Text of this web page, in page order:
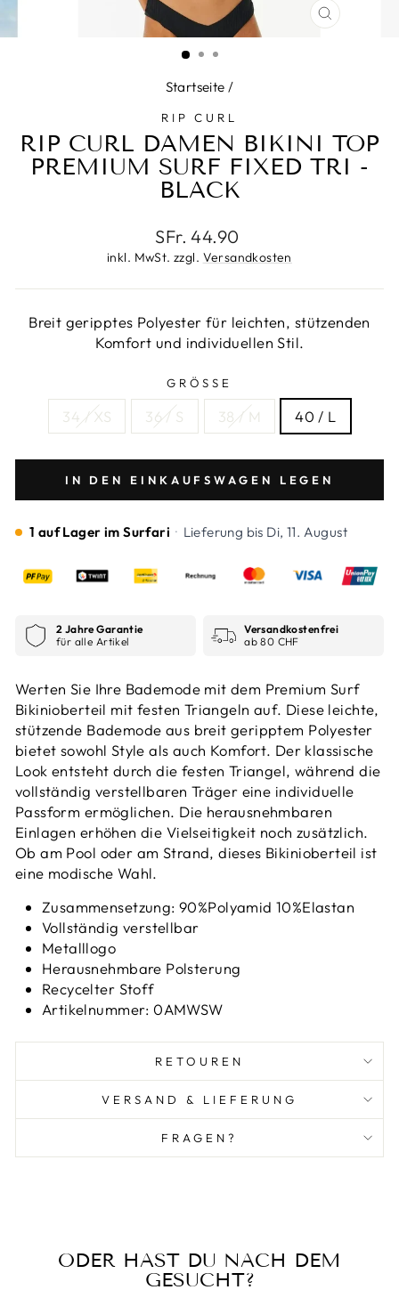
Startseite /
RIP CURL
RIP CURL DAMEN BIKINI TOP
PREMIUM SURF FIXED TRI -
BLACK
Normaler
Preis
SFr. 44.90
inkl. MwSt. zzgl. Versandkosten
Breit geripptes Polyester für leichten, stützenden
Komfort und individuellen Stil.
GRÖSSE
34 / XS 36 / S 38 / M 40 / L
IN DEN EINKAUFSWAGEN LEGEN
1 auf Lager im Surfari · Lieferung bis Di, 11. August
2 Jahre Garantie
für alle Artikel
Versandkostenfrei
ab 80 CHF
Werten Sie Ihre Bademode mit dem Premium Surf
Bikinioberteil mit festen Triangeln auf. Diese leichte,
stützende Bademode aus breit geripptem Polyester
bietet sowohl Style als auch Komfort. Der klassische
Look entsteht durch die festen Triangel, während die
vollständig verstellbaren Träger eine individuelle
Passform ermöglichen. Die herausnehmbaren
Einlagen erhöhen die Vielseitigkeit noch zusätzlich.
Ob am Pool oder am Strand, dieses Bikinioberteil ist
eine modische Wahl.
Zusammensetzung: 90%Polyamid 10%Elastan
Vollständig verstellbar
Metalllogo
Herausnehmbare Polsterung
Recycelter Stoff
Artikelnummer: 0AMWSW
RETOUREN
VERSAND & LIEFERUNG
FRAGEN?
ODER HAST DU NACH DEM
GESUCHT?